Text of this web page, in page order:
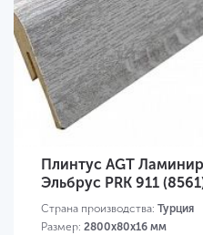
Плинтус AGT
Эльбрус PRK 911
Страна производства: Турция
Размер: 2800х80х16 мм